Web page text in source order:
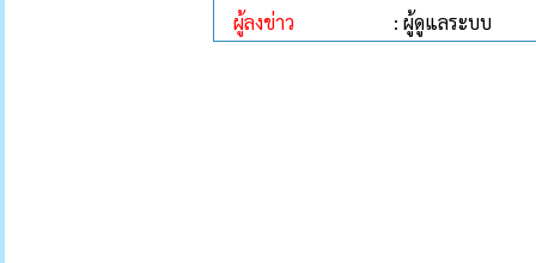
ผู้ลงข่าว
: ผู้ดูแลระบบ